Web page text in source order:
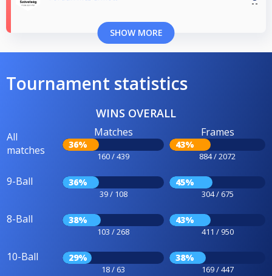
SHOW MORE
Tournament statistics
WINS OVERALL
All
matches
Matches
36%
160 / 439
Frames
43%
884 / 2072
9-Ball 36%
39 / 108
45%
304 / 675
8-Ball 38%
103 / 268
43%
411 / 950
10-Ball 29%
18 / 63
38%
169 / 447